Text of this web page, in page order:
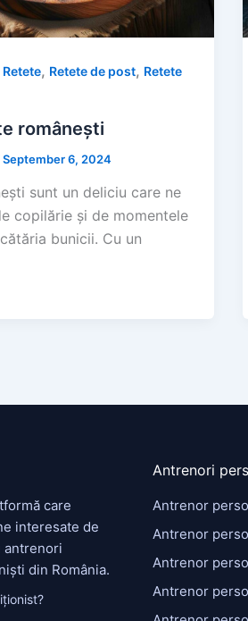
Retete, Retete de post, Retete
românești
September 6, 2024
sunt un deliciu care ne
copilărie și de momentele
bunicii. Cu un
care
interesate de
antrenori
din România.
Antrenori
Antrenor
Antrenor
Antrenor
Antrenor